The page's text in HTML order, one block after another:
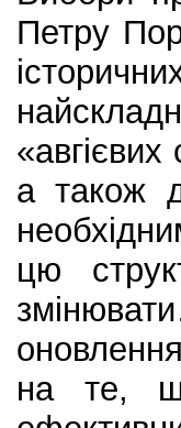
Петру
а також
цю
на те,